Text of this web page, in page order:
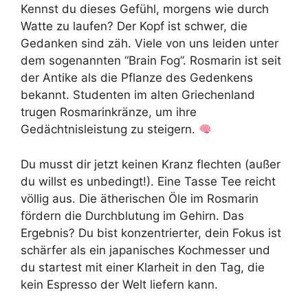
Kennst du dieses Gefühl, morgens wie durch
Watte zu laufen? Der Kopf ist schwer, die
Gedanken sind zäh. Viele von uns leiden unter
dem sogenannten “Brain Fog”. Rosmarin ist seit
der Antike als die Pflanze des Gedenkens
bekannt. Studenten im alten Griechenland
trugen Rosmarinkränze, um ihre
Gedächtnisleistung zu steigern.
Du musst dir jetzt keinen Kranz flechten (außer
du willst es unbedingt!). Eine Tasse Tee reicht
völlig aus. Die ätherischen Öle im Rosmarin
fördern die Durchblutung im Gehirn. Das
Ergebnis? Du bist konzentrierter, dein Fokus ist
schärfer als ein japanisches Kochmesser und
du startest mit einer Klarheit in den Tag, die
kein Espresso der Welt liefern kann.